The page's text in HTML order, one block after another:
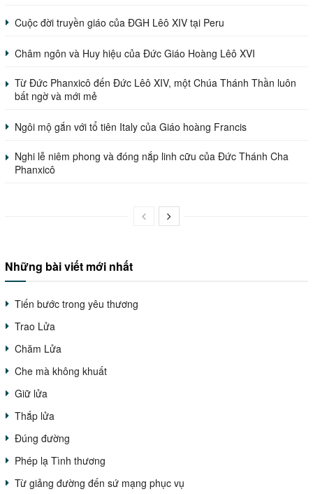
Cuộc đời truyền giáo của ĐGH Lêô XIV tại Peru
Châm ngôn và Huy hiệu của Đức Giáo Hoàng Lêô XVI
Từ Đức Phanxicô đến Đức Lêô XIV, một Chúa Thánh Thần luôn
bất ngờ và mới mẻ
Ngôi mộ gắn với tổ tiên Italy của Giáo hoàng Francis
Nghi lễ niêm phong và đóng nắp linh cữu của Đức Thánh Cha
Phanxicô
Những bài viết mới nhất
Tiến bước trong yêu thương
Trao Lửa
Chăm Lửa
Che mà không khuất
Giữ lửa
Thắp lửa
Đúng đường
Phép lạ Tình thương
Từ giảng đường đến sứ mạng phục vụ